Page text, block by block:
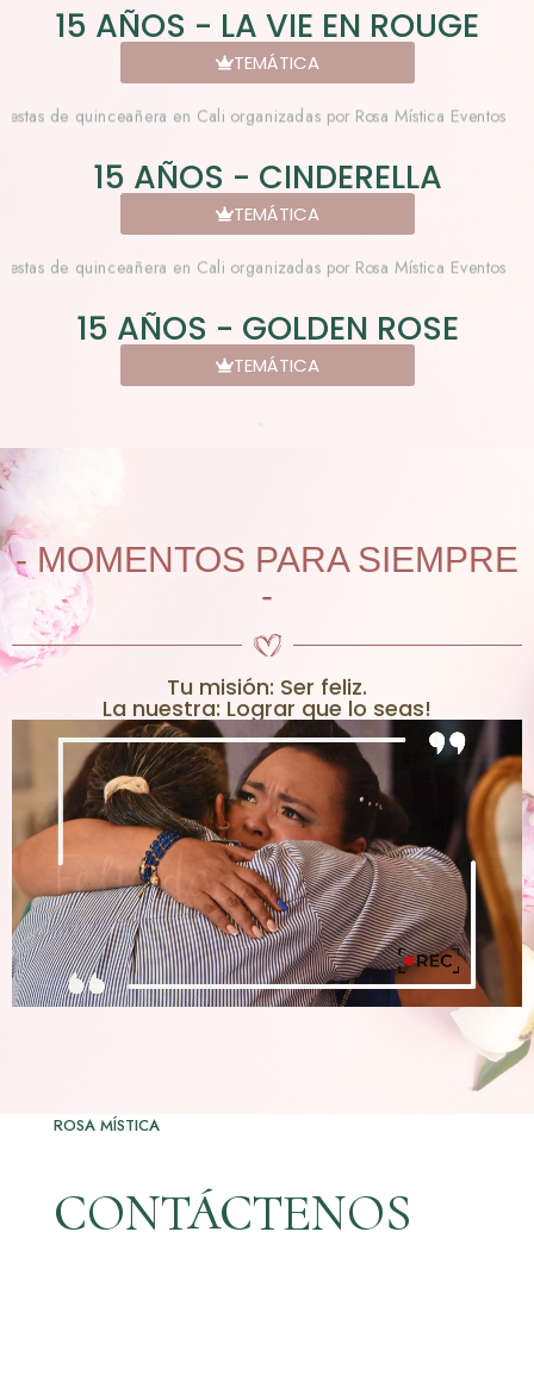
15 AÑOS - LA VIE EN ROUGE
TEMÁTICA
15 AÑOS - CINDERELLA
TEMÁTICA
15 AÑOS - GOLDEN ROSE
TEMÁTICA
- MOMENTOS PARA SIEMPRE
-
Tu misión: Ser feliz.
La nuestra: Lograr que lo seas!
ROSA MÍSTICA
CONTÁCTENOS